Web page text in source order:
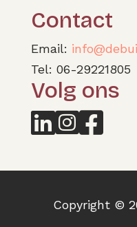
Contact
Email:
Tel: 06-29221805
Volg ons

Copyright ©